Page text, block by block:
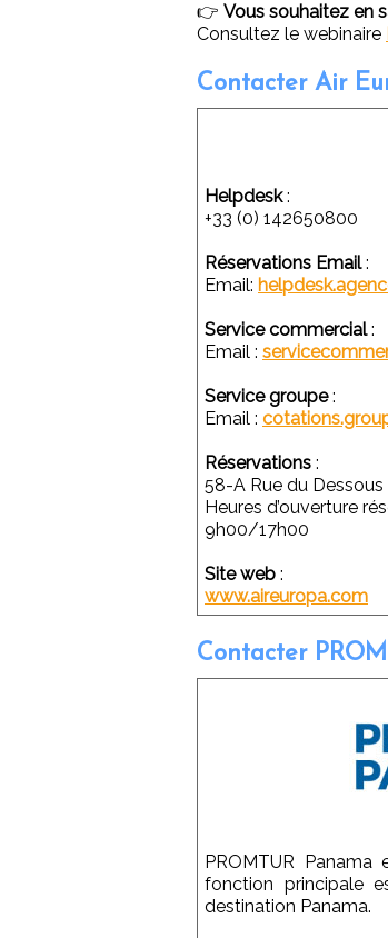
👉 Vous souhaitez en
Consultez le webinaire
Contacter Air
Helpdesk:
+33 (0) 142650800
Réservations Email:
Email:
Service commercial:
Email :
Service groupe:
Email :
Réservations :
58-A Rue du Dessous
Heures d’ouverture
9h00/17h00
Site web :
www.aireuropa.com
Contacter
PROMTUR
fonction principale
destination Panama.